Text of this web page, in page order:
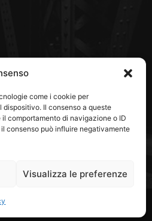
come i cookie per
Il consenso a queste
comportamento di navigazione o ID
consenso può influire negativamente
Visualizza le preferenze